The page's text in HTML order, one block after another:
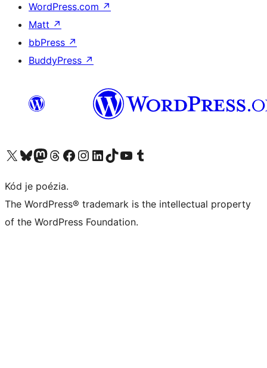
WordPress.com ↗
Matt ↗
bbPress ↗
BuddyPress ↗
Navštívte náš účet na X (predtým Twitter)
Navštívte náš účet na platforme Bluesky
Navštívte náš účet na Mastodone
Navštívte náš účet na platforme Threads
Navštívte našu stránku na Facebooku
Navštívte náš účet Instagram
Navštívte náš účet LinkedIn
Navštívte náš účet na platforme TikTok
Navštívte náš kanál YouTube
Navštívte náš účet na platforme Tumblr
Kód je poézia.
The WordPress® trademark is the intellectual property
of the WordPress Foundation.